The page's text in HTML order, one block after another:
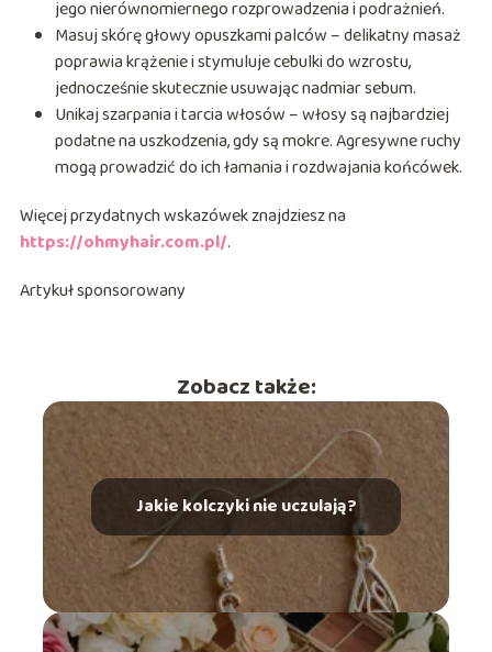
jego nierównomiernego rozprowadzenia i podrażnień.
Masuj skórę głowy opuszkami palców – delikatny masaż
poprawia krążenie i stymuluje cebulki do wzrostu,
jednocześnie skutecznie usuwając nadmiar sebum.
Unikaj szarpania i tarcia włosów – włosy są najbardziej
podatne na uszkodzenia, gdy są mokre. Agresywne ruchy
mogą prowadzić do ich łamania i rozdwajania końcówek.
Więcej przydatnych wskazówek znajdziesz na
https://ohmyhair.com.pl/.
Artykuł sponsorowany
Zobacz także:
Jakie kolczyki nie uczulają?